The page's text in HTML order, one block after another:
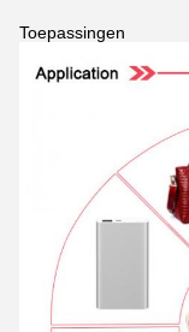
Toepassingen